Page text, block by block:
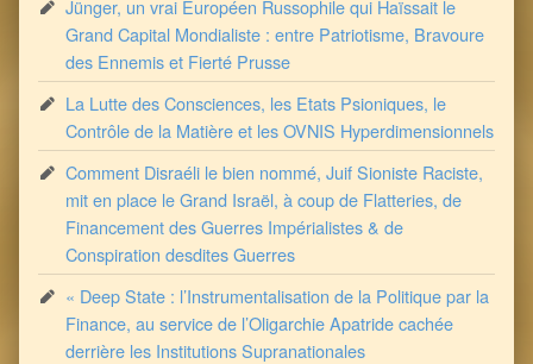
Jünger, un vrai Européen Russophile qui Haïssait le
Grand Capital Mondialiste : entre Patriotisme, Bravoure
des Ennemis et Fierté Prusse
La Lutte des Consciences, les Etats Psioniques, le
Contrôle de la Matière et les OVNIS Hyperdimensionnels
Comment Disraéli le bien nommé, Juif Sioniste Raciste,
mit en place le Grand Israël, à coup de Flatteries, de
Financement des Guerres Impérialistes & de
Conspiration desdites Guerres
« Deep State : l’Instrumentalisation de la Politique par la
Finance, au service de l’Oligarchie Apatride cachée
derrière les Institutions Supranationales